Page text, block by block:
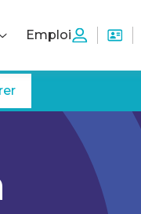
Emploi